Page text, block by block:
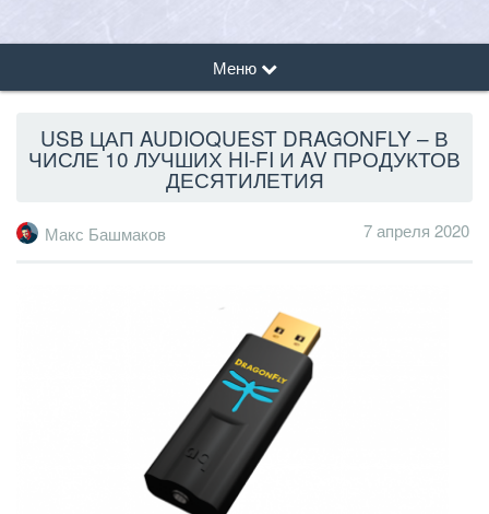
Меню
USB ЦАП AUDIOQUEST DRAGONFLY – В
ЧИСЛЕ 10 ЛУЧШИХ HI-FI И AV ПРОДУКТОВ
ДЕСЯТИЛЕТИЯ
Макс Башмаков 7 апреля 2020